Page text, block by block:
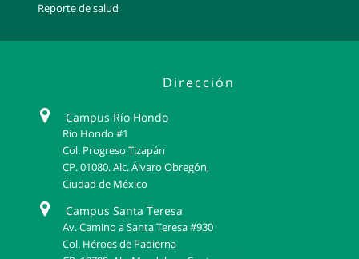
Reporte de salud
Dirección
Campus Río Hondo
Río Hondo #1
Col. Progreso Tizapán
CP. 01080. Alc. Álvaro Obregón,
Ciudad de México
Campus Santa Teresa
Av. Camino a Santa Teresa #930
Col. Héroes de Padierna